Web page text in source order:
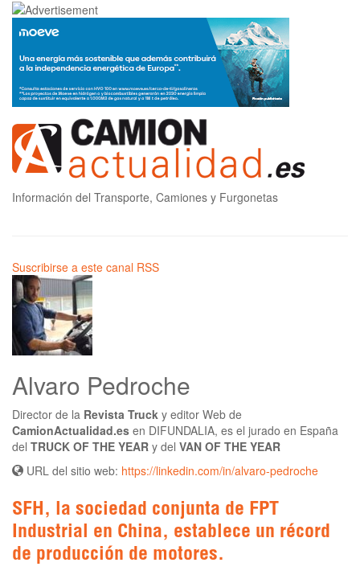
Información del Transporte, Camiones y Furgonetas
Suscribirse a este canal RSS
Alvaro Pedroche
Director de la Revista Truck y editor Web de
CamionActualidad.es en DIFUNDALIA, es el jurado en España
del TRUCK OF THE YEAR y del VAN OF THE YEAR
URL del sitio web: https://linkedin.com/in/alvaro-pedroche
SFH, la sociedad conjunta de FPT
Industrial en China, establece un récord
de producción de motores.